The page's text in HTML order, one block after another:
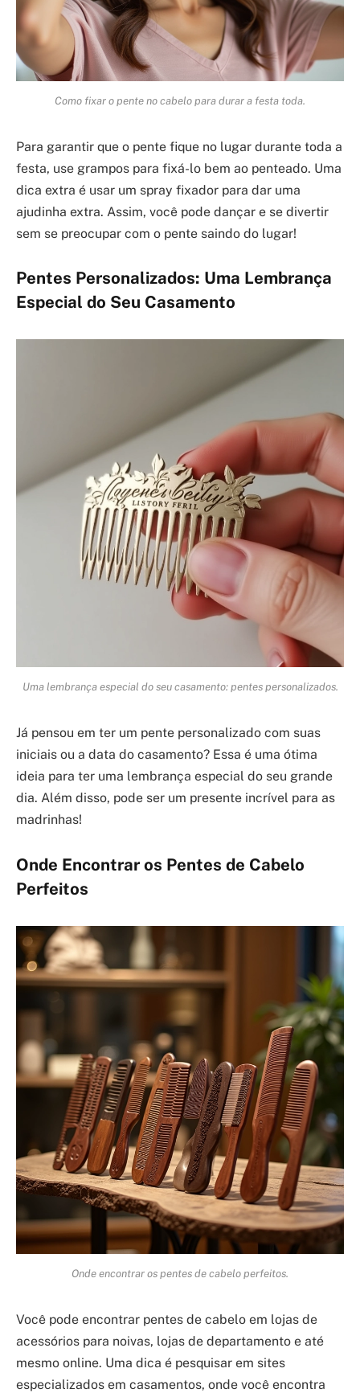
Como fixar o pente no cabelo para durar a festa toda.
Para garantir que o pente fique no lugar durante toda a
festa, use grampos para fixá-lo bem ao penteado. Uma
dica extra é usar um spray fixador para dar uma
ajudinha extra. Assim, você pode dançar e se divertir
sem se preocupar com o pente saindo do lugar!
Pentes Personalizados: Uma Lembrança
Especial do Seu Casamento
Uma lembrança especial do seu casamento: pentes personalizados.
Já pensou em ter um pente personalizado com suas
iniciais ou a data do casamento? Essa é uma ótima
ideia para ter uma lembrança especial do seu grande
dia. Além disso, pode ser um presente incrível para as
madrinhas!
Onde Encontrar os Pentes de Cabelo
Perfeitos
Onde encontrar os pentes de cabelo perfeitos.
Você pode encontrar pentes de cabelo em lojas de
acessórios para noivas, lojas de departamento e até
mesmo online. Uma dica é pesquisar em sites
especializados em casamentos, onde você encontra